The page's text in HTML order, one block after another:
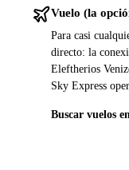
Vuelo (la
Para casi
directo: la
Eleftherios
Sky Express
Buscar vuelos